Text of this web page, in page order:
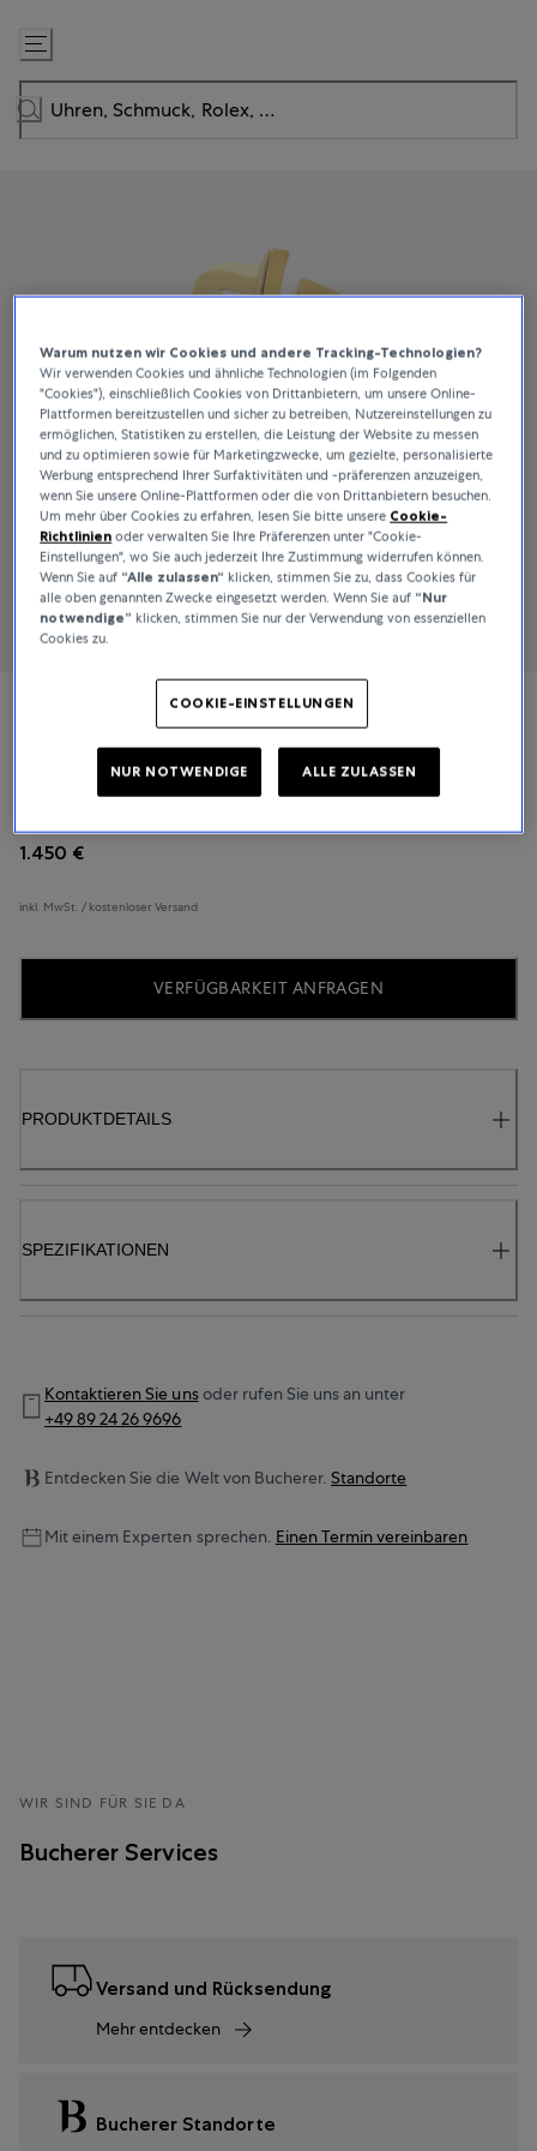
Zum
Inhalt
springen
1.450 €
inkl. MwSt. / kostenloser Versand
VERFÜGBARKEIT ANFRAGEN
PRODUKTDETAILS
SPEZIFIKATIONEN
Kontaktieren Sie unsoder rufen Sie uns an unter
+49 89 24 26 9696
Entdecken Sie die Welt von Bucherer. Standorte
Mit einem Experten sprechen. Einen Termin vereinbaren
WIR SIND FÜR SIE DA
Bucherer Services
Versand und Rücksendung
Mehr entdecken
Bucherer Standorte
Warum nutzen wir Cookies und andere Tracking-Technologien?
Wir verwenden Cookies und ähnliche Technologien (im Folgenden
"Cookies"), einschließlich Cookies von Drittanbietern, um unsere Online-
Plattformen bereitzustellen und sicher zu betreiben, Nutzereinstellungen zu
ermöglichen, Statistiken zu erstellen, die Leistung der Website zu messen
und zu optimieren sowie für Marketingzwecke, um gezielte, personalisierte
Werbung entsprechend Ihrer Surfaktivitäten und -präferenzen anzuzeigen,
wenn Sie unsere Online-Plattformen oder die von Drittanbietern besuchen.
Um mehr über Cookies zu erfahren, lesen Sie bitte unsere Cookie-
Richtlinien oder verwalten Sie Ihre Präferenzen unter "Cookie-
Einstellungen", wo Sie auch jederzeit Ihre Zustimmung widerrufen können.
Wenn Sie auf “Alle zulassen“ klicken, stimmen Sie zu, dass Cookies für
alle oben genannten Zwecke eingesetzt werden. Wenn Sie auf “Nur
notwendige” klicken, stimmen Sie nur der Verwendung von essenziellen
Cookies zu.
COOKIE-EINSTELLUNGEN
NUR NOTWENDIGE ALLE ZULASSEN